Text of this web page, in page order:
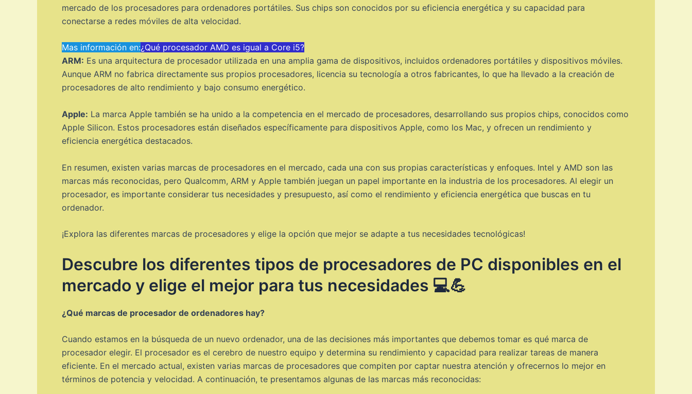
mercado de los procesadores para ordenadores portátiles. Sus chips son conocidos por su eficiencia energética y su capacidad para
conectarse a redes móviles de alta velocidad.
Mas información en:¿Qué procesador AMD es igual a Core i5?
ARM: Es una arquitectura de procesador utilizada en una amplia gama de dispositivos, incluidos ordenadores portátiles y dispositivos móviles.
Aunque ARM no fabrica directamente sus propios procesadores, licencia su tecnología a otros fabricantes, lo que ha llevado a la creación de
procesadores de alto rendimiento y bajo consumo energético.
Apple: La marca Apple también se ha unido a la competencia en el mercado de procesadores, desarrollando sus propios chips, conocidos como
Apple Silicon. Estos procesadores están diseñados específicamente para dispositivos Apple, como los Mac, y ofrecen un rendimiento y
eficiencia energética destacados.
En resumen, existen varias marcas de procesadores en el mercado, cada una con sus propias características y enfoques. Intel y AMD son las
marcas más reconocidas, pero Qualcomm, ARM y Apple también juegan un papel importante en la industria de los procesadores. Al elegir un
procesador, es importante considerar tus necesidades y presupuesto, así como el rendimiento y eficiencia energética que buscas en tu
ordenador.
¡Explora las diferentes marcas de procesadores y elige la opción que mejor se adapte a tus necesidades tecnológicas!
Descubre los diferentes tipos de procesadores de PC disponibles en el
mercado y elige el mejor para tus necesidades 💻💪
¿Qué marcas de procesador de ordenadores hay?
Cuando estamos en la búsqueda de un nuevo ordenador, una de las decisiones más importantes que debemos tomar es qué marca de
procesador elegir. El procesador es el cerebro de nuestro equipo y determina su rendimiento y capacidad para realizar tareas de manera
eficiente. En el mercado actual, existen varias marcas de procesadores que compiten por captar nuestra atención y ofrecernos lo mejor en
términos de potencia y velocidad. A continuación, te presentamos algunas de las marcas más reconocidas: